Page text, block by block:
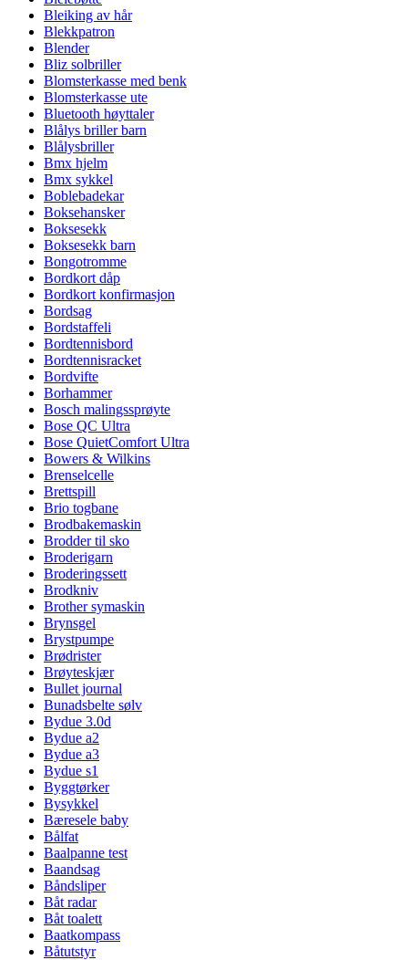
Bleiking av hår
Blekkpatron
Blender
Bliz solbriller
Blomsterkasse med benk
Blomsterkasse ute
Bluetooth høyttaler
Blålys briller barn
Blålysbriller
Bmx hjelm
Bmx sykkel
Boblebadekar
Boksehansker
Boksesekk
Boksesekk barn
Bongotromme
Bordkort dåp
Bordkort konfirmasjon
Bordsag
Bordstaffeli
Bordtennisbord
Bordtennisracket
Bordvifte
Borhammer
Bosch malingssprøyte
Bose QC Ultra
Bose QuietComfort Ultra
Bowers & Wilkins
Brenselcelle
Brettspill
Brio togbane
Brodbakemaskin
Brodder til sko
Broderigarn
Broderingssett
Brodkniv
Brother symaskin
Brynsgel
Brystpumpe
Brødrister
Brøyteskjær
Bullet journal
Bunadsbelte sølv
Bydue 3.0d
Bydue a2
Bydue a3
Bydue s1
Byggtørker
Bysykkel
Bæresele baby
Bålfat
Baalpanne test
Baandsag
Båndsliper
Båt radar
Båt toalett
Baatkompass
Båtutstyr